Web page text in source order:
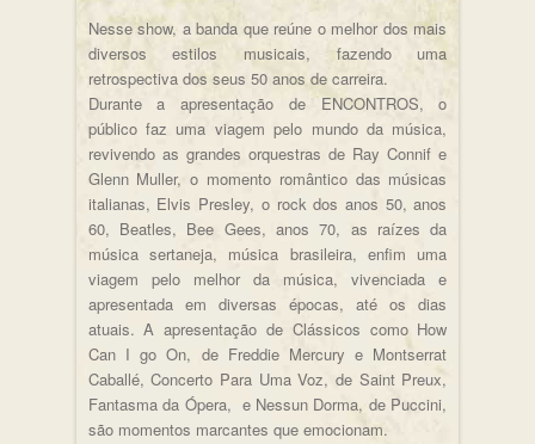
Nesse show, a banda que reúne o melhor dos mais
diversos estilos musicais, fazendo uma
retrospectiva dos seus 50 anos de carreira.
Durante a apresentação de ENCONTROS, o
público faz uma viagem pelo mundo da música,
revivendo as grandes orquestras de Ray Connif e
Glenn Muller, o momento romântico das músicas
italianas, Elvis Presley, o rock dos anos 50, anos
60, Beatles, Bee Gees, anos 70, as raízes da
música sertaneja, música brasileira, enfim uma
viagem pelo melhor da música, vivenciada e
apresentada em diversas épocas, até os dias
atuais. A apresentação de Clássicos como How
Can I go On, de Freddie Mercury e Montserrat
Caballé, Concerto Para Uma Voz, de Saint Preux,
Fantasma da Ópera, e Nessun Dorma, de Puccini,
são momentos marcantes que emocionam.